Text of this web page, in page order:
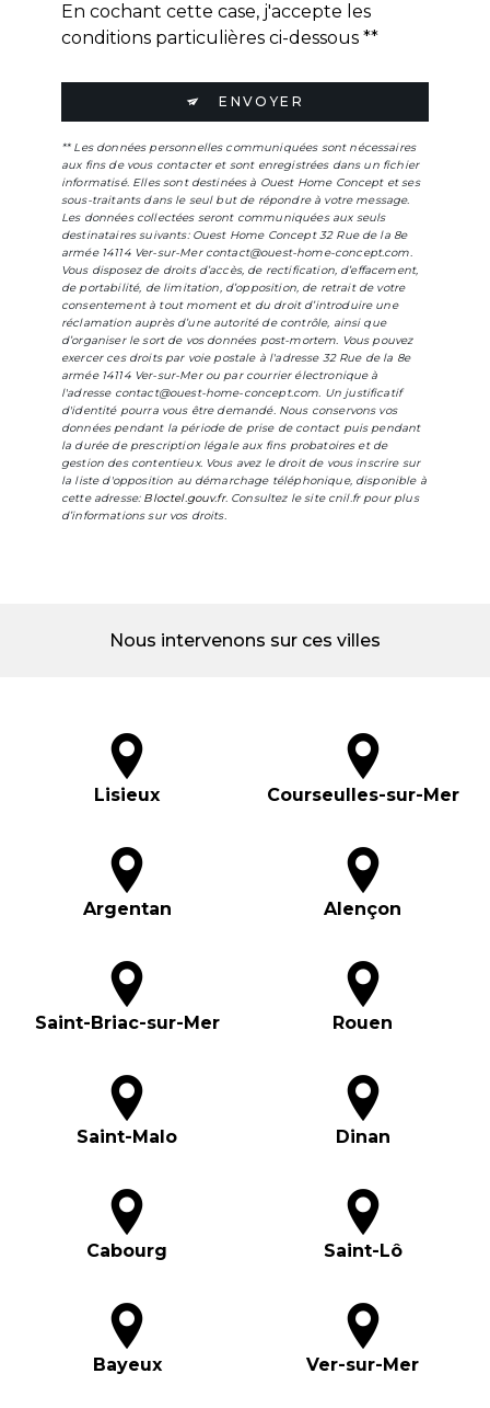
En cochant cette case, j'accepte les
conditions particulières ci-dessous **
ENVOYER
** Les données personnelles communiquées sont nécessaires
aux fins de vous contacter et sont enregistrées dans un fichier
informatisé. Elles sont destinées à Ouest Home Concept et ses
sous-traitants dans le seul but de répondre à votre message.
Les données collectées seront communiquées aux seuls
destinataires suivants: Ouest Home Concept 32 Rue de la 8e
armée 14114 Ver-sur-Mer contact@ouest-home-concept.com.
Vous disposez de droits d’accès, de rectification, d’effacement,
de portabilité, de limitation, d’opposition, de retrait de votre
consentement à tout moment et du droit d’introduire une
réclamation auprès d’une autorité de contrôle, ainsi que
d’organiser le sort de vos données post-mortem. Vous pouvez
exercer ces droits par voie postale à l'adresse 32 Rue de la 8e
armée 14114 Ver-sur-Mer ou par courrier électronique à
l'adresse contact@ouest-home-concept.com. Un justificatif
d'identité pourra vous être demandé. Nous conservons vos
données pendant la période de prise de contact puis pendant
la durée de prescription légale aux fins probatoires et de
gestion des contentieux. Vous avez le droit de vous inscrire sur
la liste d'opposition au démarchage téléphonique, disponible à
cette adresse: Bloctel.gouv.fr. Consultez le site cnil.fr pour plus
d’informations sur vos droits.
Nous intervenons sur ces villes
Lisieux Courseulles-sur-Mer
Argentan Alençon
Saint-Briac-sur-Mer Rouen
Saint-Malo Dinan
Cabourg Saint-Lô
Bayeux Ver-sur-Mer